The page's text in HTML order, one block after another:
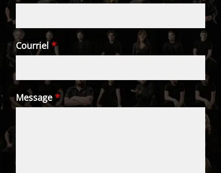
Courriel*
Message *